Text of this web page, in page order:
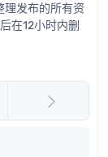
理发布的所有资
在12小时内删